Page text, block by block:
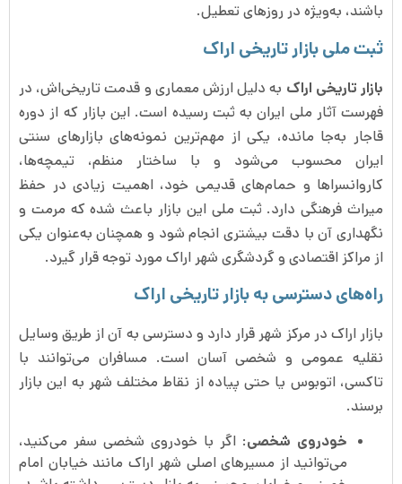
باشند، به‌ویژه در روزهای تعطیل.
ثبت ملی بازار تاریخی اراک
بازار تاریخی اراک به دلیل ارزش معماری و قدمت تاریخی‌اش، در
فهرست آثار ملی ایران به ثبت رسیده است. این بازار که از دوره
قاجار به‌جا مانده، یکی از مهم‌ترین نمونه‌های بازارهای سنتی
ایران محسوب می‌شود و با ساختار منظم، تیمچه‌ها،
کاروانسراها و حمام‌های قدیمی خود، اهمیت زیادی در حفظ
میراث فرهنگی دارد. ثبت ملی این بازار باعث شده که مرمت و
نگهداری آن با دقت بیشتری انجام شود و همچنان به‌عنوان یکی
از مراکز اقتصادی و گردشگری شهر اراک مورد توجه قرار گیرد.
راه‌های دسترسی به بازار تاریخی اراک
بازار اراک در مرکز شهر قرار دارد و دسترسی به آن از طریق وسایل
نقلیه عمومی و شخصی آسان است. مسافران می‌توانند با
تاکسی، اتوبوس یا حتی پیاده از نقاط مختلف شهر به این بازار
برسند.
خودروی شخصی: اگر با خودروی شخصی سفر می‌کنید،
می‌توانید از مسیرهای اصلی شهر اراک مانند خیابان امام